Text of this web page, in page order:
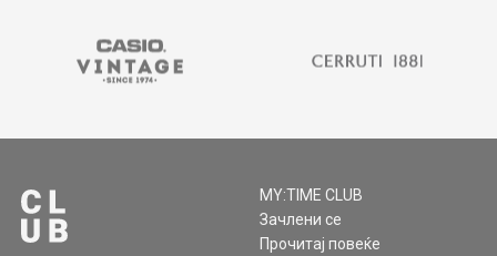
MY:TIME CLUB
Зачлени се
Прочитај повеќе